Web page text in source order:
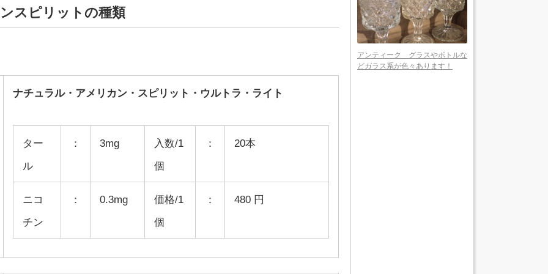
スピリットの種類
ナチュラル・アメリカン・スピリット・ウルトラ・ライト
ター
ル
： 3mg
入数/1
個
： 20本
ニコ
チン
： 0.3mg
価格/1
個
： 480 円
アンティーク グラスやボトルな
どガラス系が色々あります！